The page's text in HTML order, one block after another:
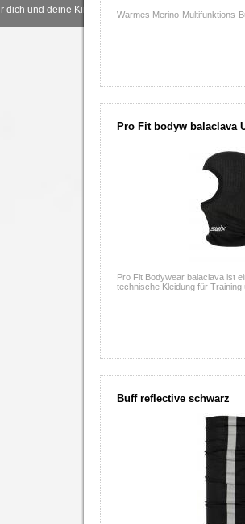
... von derdoppelstock.at!
Warmes Merino-Multifunktions-
Pro Fit bodyw balaclava
Pro Fit Bodywear balaclava ist
technische Kleidung für Training
Buff reflective schwarz